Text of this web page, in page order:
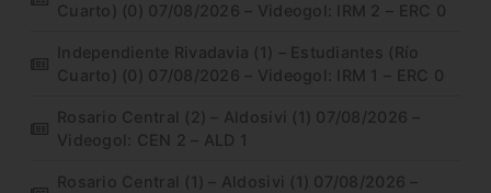
Cuarto) (0) 07/08/2026 – Videogol: IRM 2 – ERC 0
Independiente Rivadavia (1) – Estudiantes (Río
Cuarto) (0) 07/08/2026 – Videogol: IRM 1 – ERC 0
Rosario Central (2) – Aldosivi (1) 07/08/2026 –
Videogol: CEN 2 – ALD 1
Rosario Central (1) – Aldosivi (1) 07/08/2026 –